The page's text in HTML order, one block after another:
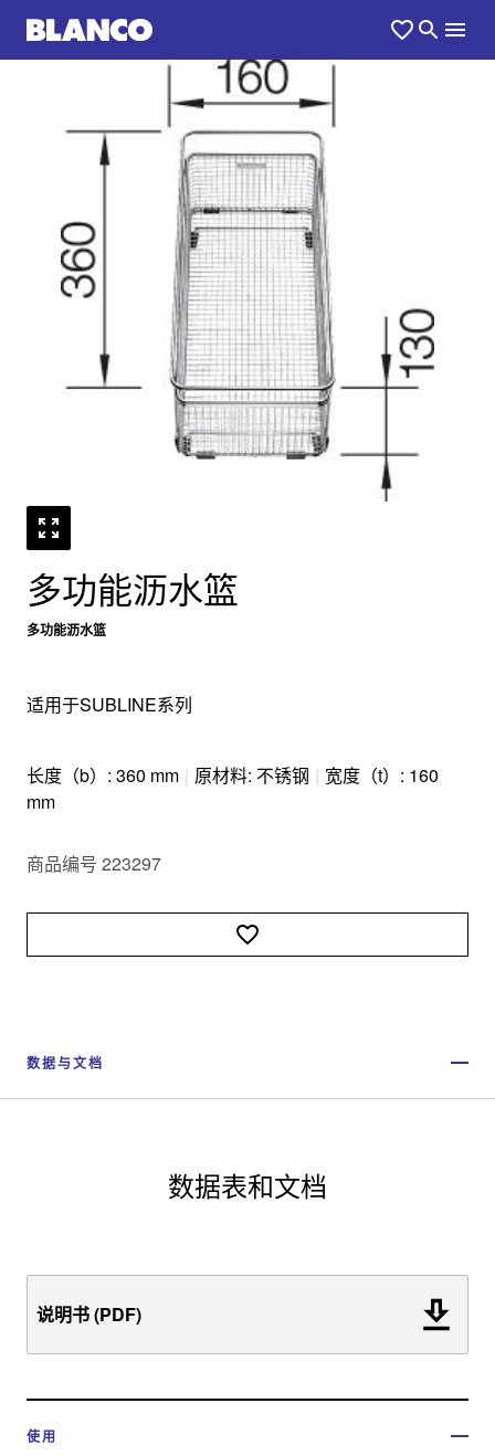
多功能沥水篮
多功能沥水篮
适用于SUBLINE系列
长度（b）: 360 mm | 原材料: 不锈钢 | 宽度（t）: 160
mm
商品编号 223297
数据与文档
数据表和文档
说明书 (PDF)
使用